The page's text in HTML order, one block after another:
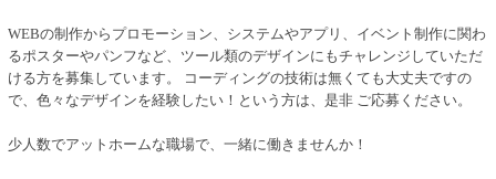
WEBの制作からプロモーション、システムやアプリ、イベント制作に関わ
るポスターやパンフなど、ツール類のデザインにもチャレンジしていただ
ける方を募集しています。 コーディングの技術は無くても大丈夫ですの
で、色々なデザインを経験したい！という方は、是非 ご応募ください。
少人数でアットホームな職場で、一緒に働きませんか！